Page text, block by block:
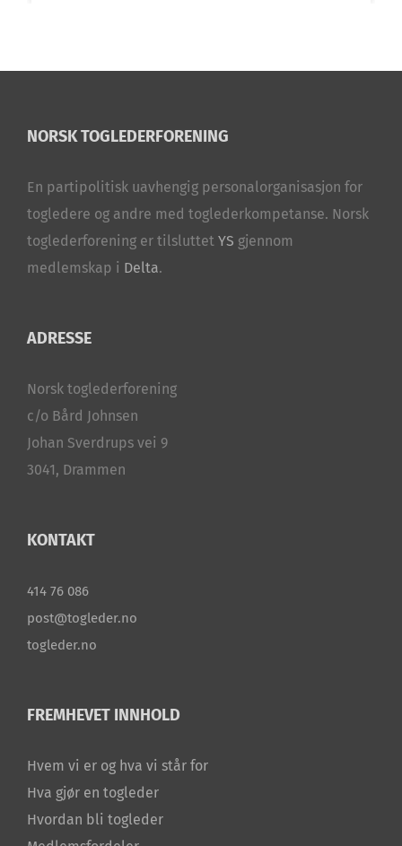
NORSK TOGLEDERFORENING
En partipolitisk uavhengig personalorganisasjon for
togledere og andre med toglederkompetanse. Norsk
toglederforening er tilsluttet YS gjennom
medlemskap i Delta.
ADRESSE
Norsk toglederforening
c/o Bård Johnsen
Johan Sverdrups vei 9
3041, Drammen
KONTAKT
414 76 086
post@togleder.no
togleder.no
FREMHEVET INNHOLD
Hvem vi er og hva vi står for
Hva gjør en togleder
Hvordan bli togleder